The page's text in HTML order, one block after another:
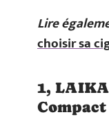
Lire
choisir sa
1,